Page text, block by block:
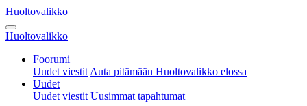
Huoltovalikko
Huoltovalikko
Foorumi
Uudet viestit Auta pitämään Huoltovalikko elossa
Uudet
Uudet viestit Uusimmat tapahtumat